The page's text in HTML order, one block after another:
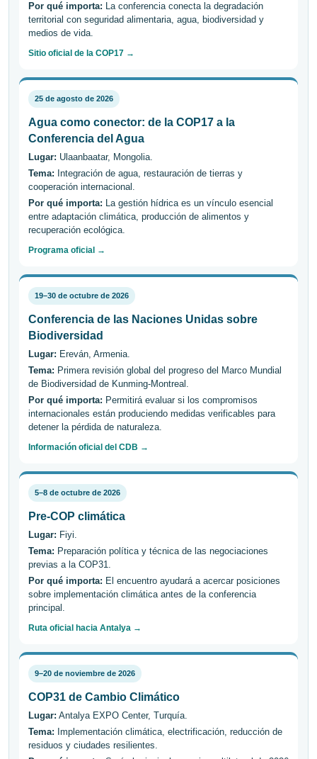
Por qué importa: La conferencia conecta la degradación
territorial con seguridad alimentaria, agua, biodiversidad y
medios de vida.
Sitio oficial de la COP17 →
25 de agosto de 2026
Agua como conector: de la COP17 a la
Conferencia del Agua
Lugar: Ulaanbaatar, Mongolia.
Tema: Integración de agua, restauración de tierras y
cooperación internacional.
Por qué importa: La gestión hídrica es un vínculo esencial
entre adaptación climática, producción de alimentos y
recuperación ecológica.
Programa oficial →
19–30 de octubre de 2026
Conferencia de las Naciones Unidas sobre
Biodiversidad
Lugar: Ereván, Armenia.
Tema: Primera revisión global del progreso del Marco Mundial
de Biodiversidad de Kunming-Montreal.
Por qué importa: Permitirá evaluar si los compromisos
internacionales están produciendo medidas verificables para
detener la pérdida de naturaleza.
Información oficial del CDB →
5–8 de octubre de 2026
Pre-COP climática
Lugar: Fiyi.
Tema: Preparación política y técnica de las negociaciones
previas a la COP31.
Por qué importa: El encuentro ayudará a acercar posiciones
sobre implementación climática antes de la conferencia
principal.
Ruta oficial hacia Antalya →
9–20 de noviembre de 2026
COP31 de Cambio Climático
Lugar: Antalya EXPO Center, Turquía.
Tema: Implementación climática, electrificación, reducción de
residuos y ciudades resilientes.